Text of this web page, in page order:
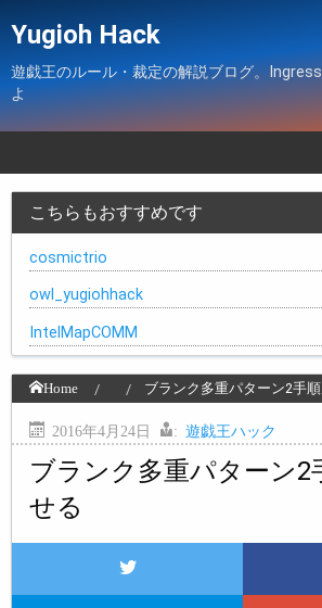
Yugioh Hack
遊戯王のルール・裁定の解説ブログ。
よ
こちらもおすすめです
cosmictrio
owl_yugiohhack
IntelMapCOMM
Home ブランク多重パターン2手
2016年4月24日 : 遊戯王ハック
ブランク多重パターン2
せる